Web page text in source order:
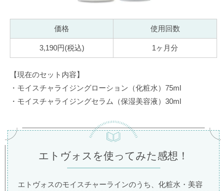
価格 使用回数
3,190円(税込) 1ヶ月分
【現在のセット内容】
・モイスチャライジングローション（化粧水）75ml
・モイスチャライジングセラム（保湿美容液）30ml
エトヴォスを使ってみた感想！
エトヴォスのモイスチャーラインのうち、化粧水・美容